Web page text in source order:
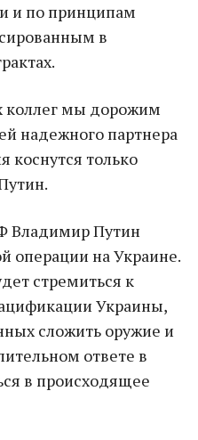
и по принципам
в
коллег мы дорожим
надежного партнера
коснутся только
Владимир Путин
операции на Украине.
стремиться к
Украины,
сложить оружие и
ответе в
в происходящее